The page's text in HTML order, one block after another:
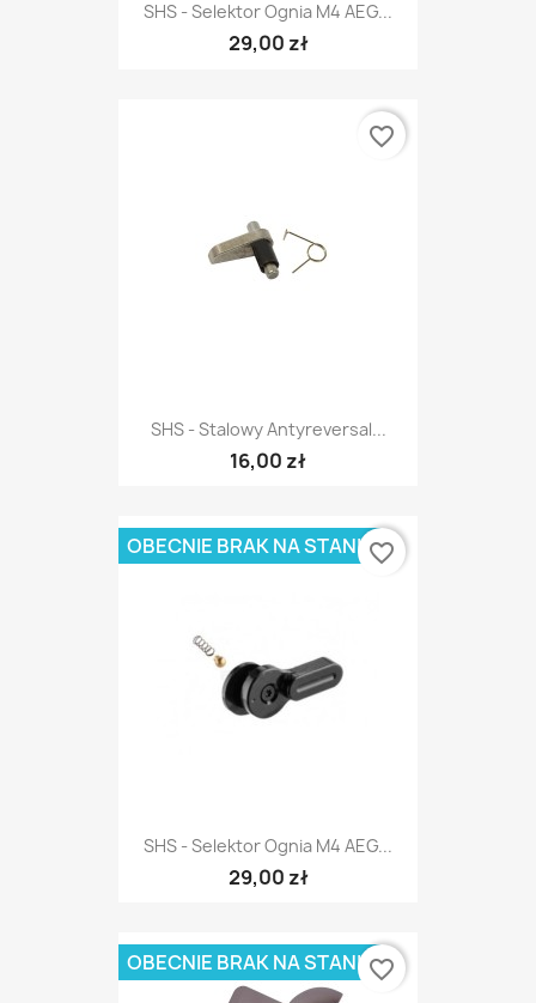
SHS - Selektor Ognia M4 AEG...
29,00 zł
SHS - Stalowy Antyreversal...
16,00 zł
favorite_border
SHS - Selektor Ognia M4 AEG...
29,00 zł
OBECNIE BRAK NA STANIEfavorite_border
OBECNIE BRAK NA STANIEfavorite_border